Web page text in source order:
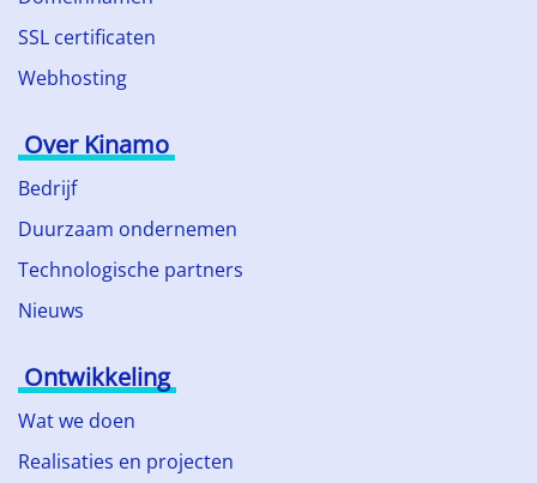
SSL certificaten
Webhosting
Over Kinamo
Bedrijf
Duurzaam ondernemen
Technologische partners
Nieuws
Ontwikkeling
Wat we doen
Realisaties en projecten